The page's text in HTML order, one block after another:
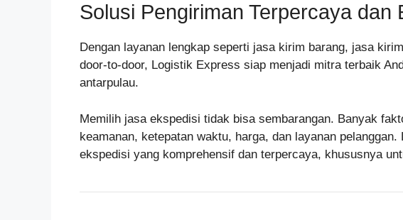
Solusi Pengiriman Terpercaya dan
Dengan layanan lengkap seperti jasa kirim barang, jasa
door-to-door, Logistik Express siap menjadi mitra terbaik
antarpulau.
Memilih jasa ekspedisi tidak bisa sembarangan. Banyak
keamanan, ketepatan waktu, harga, dan layanan
ekspedisi yang komprehensif dan terpercaya, khususnya